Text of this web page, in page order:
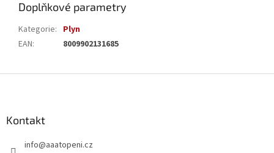
Doplňkové parametry
Kategorie: Plyn
EAN: 8009902131685
Kontakt
info@aaatopeni.cz